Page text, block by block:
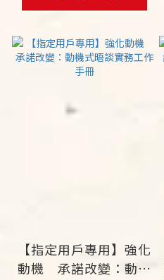
【指定用戶專用】強化
動機 承諾改變：動機